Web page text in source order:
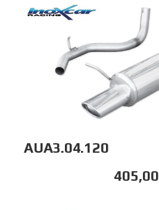
AUA3.04.120
405,00